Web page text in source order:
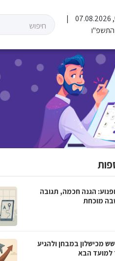
הגנה חכמה, תגובה
מוכחת
מכישלון במבחן ולהגיע
למועד הבא